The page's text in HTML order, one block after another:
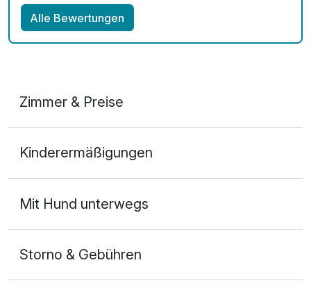
Alle Bewertungen
Zimmer & Preise
2 Erwachsene
Kinderermäßigungen
Mit Hund unterwegs
Storno & Gebühren